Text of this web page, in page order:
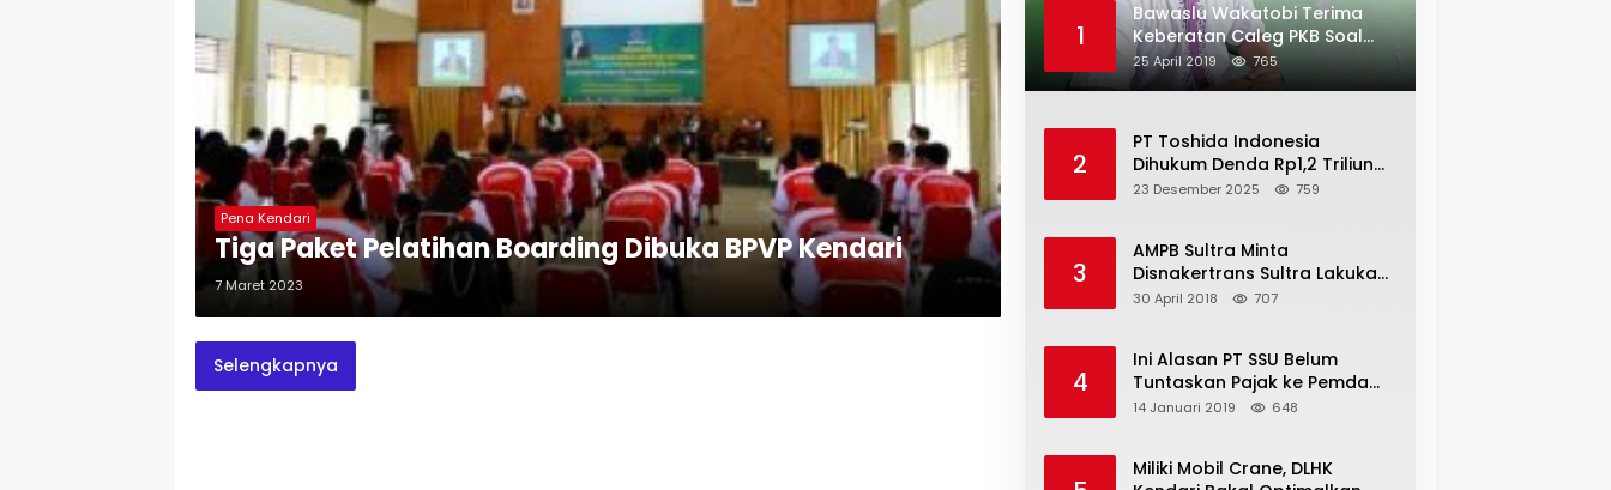
Pena Kendari
Tiga Paket Pelatihan Boarding Dibuka BPVP Kendari
7 Maret 2023
Selengkapnya
1
Bawaslu Wakatobi Terima
Keberatan Caleg PKB Soal
Penggelembungan Suara
25 April 2019 765
2
PT Toshida Indonesia
Dihukum Denda Rp1,2 Triliun
atas Aktivitas Tambang
23 Desember 2025 759
3
AMPB Sultra Minta
Disnakertrans Sultra Lakukan
Sweeping TKA
30 April 2018 707
4
Ini Alasan PT SSU Belum
Tuntaskan Pajak ke Pemda
Bombana Sebesar Rp8 Miliar
14 Januari 2019 648
Miliki Mobil Crane, DLHK